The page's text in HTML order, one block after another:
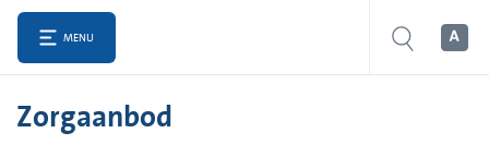
MENU
Zorgaanbod